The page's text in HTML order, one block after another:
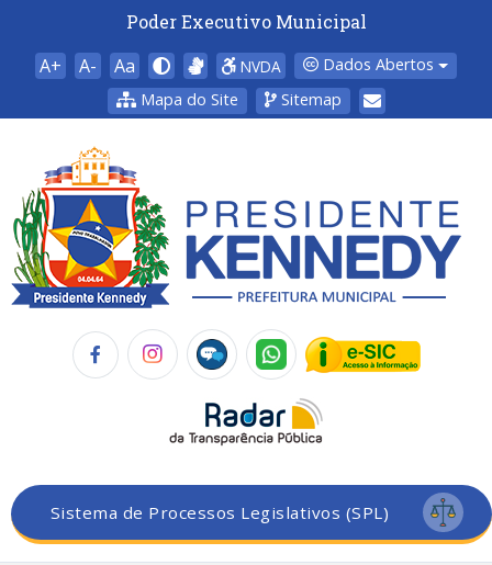
Poder Executivo Municipal
A+ A- Aa NVDA
Dados Abertos
Mapa do Site
Sitemap
Sistema de Processos Legislativos (SPL)